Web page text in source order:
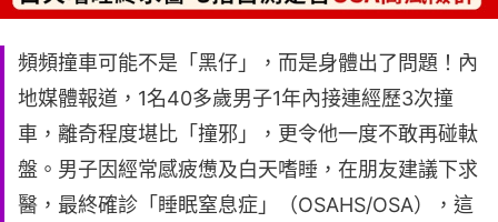
頻頻撞車可能不是「黑仔」，而是身體出了問題！內
地媒體報道，1名40多歲男子1年內接連經歷3次撞
車，離奇程度堪比「撞邪」，更令他一度不敢再碰軚
盤。男子因經常感疲憊及白天嗜睡，在朋友建議下求
醫，最終確診「睡眠窒息症」（OSAHS/OSA），這